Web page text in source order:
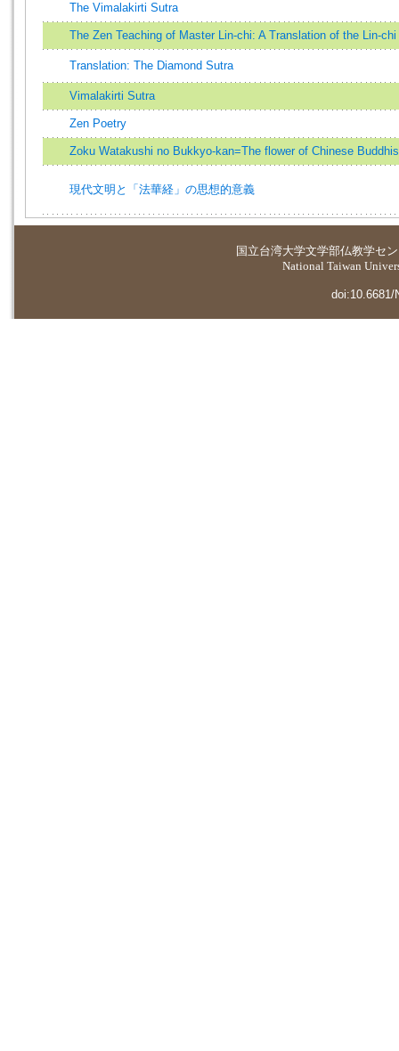
The Vimalakirti Sutra
The Zen Teaching of Master Lin-chi: A Translation of the Lin-chi
Translation: The Diamond Sutra
Vimalakirti Sutra
Zen Poetry
Zoku Watakushi no Bukkyo-kan=The flower of Chinese
現代文明と「法華経」の思想的意義
国立台湾大学文学部仏教学セ
National Taiwan
doi:10.6681/